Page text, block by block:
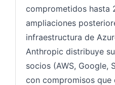
comprometidos hasta
ampliaciones
infraestructura de
Anthropic distribuye
socios (AWS, Google,
con compromisos que